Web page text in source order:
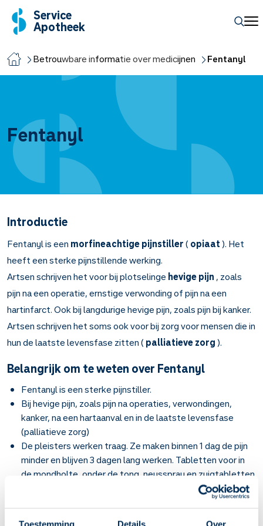
Service
Apotheek
Betrouwbare informatie over medicijnen Fentanyl
Fentanyl
Introductie
Fentanyl is een morfineachtige pijnstiller( opiaat). Het
heeft een sterke pijnstillende werking.
Artsen schrijven het voor bij plotselinge hevige pijn , zoals
pijn na een operatie, ernstige verwonding of pijn na een
hartinfarct. Ook bij langdurige hevige pijn, zoals pijn bij kanker.
Artsen schrijven het soms ook voor bij zorg voor mensen die in
hun de laatste levensfase zitten ( palliatieve zorg).
Belangrijk om te weten over Fentanyl
Fentanyl is een sterke pijnstiller.
Bij hevige pijn, zoals pijn na operaties, verwondingen,
kanker, na een hartaanval en in de laatste levensfase
(palliatieve zorg)
De pleisters werken traag. Ze maken binnen 1 dag de pijn
minder en blijven 3 dagen lang werken. Tabletten voor in
de mondholte, onder de tong, neusspray en zuigtabletten
('lolly') werken snel. Ze maken binnen 10 tot 30 minuten de
pijn minder en blijven 1 tot 4 uur lang werken. Gebruik deze